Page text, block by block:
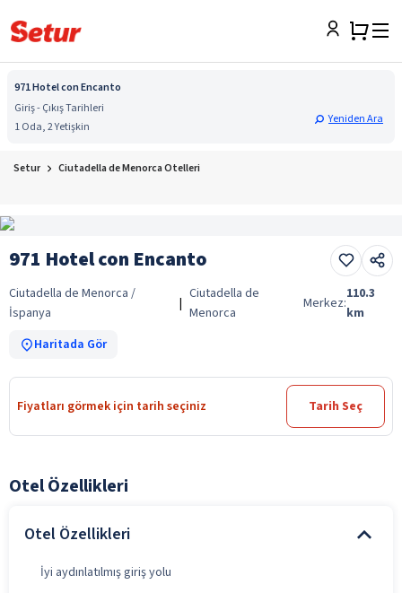
971 Hotel con Encanto
Giriş - Çıkış Tarihleri
1 Oda, 2 Yetişkin
Yeniden Ara
Setur Ciutadella de Menorca Otelleri
971 Hotel con Encanto
Ciutadella de Menorca /
İspanya
|
Ciutadella de
Menorca
Merkez:
110.3
km
Haritada Gör
Fiyatları görmek için tarih seçiniz Tarih Seç
Otel Özellikleri
Otel Özellikleri
İyi aydınlatılmış giriş yolu